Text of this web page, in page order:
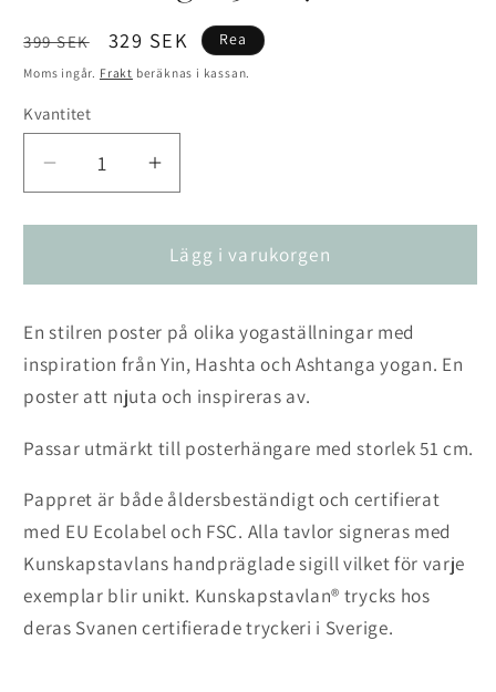
Ordinarie
pris
399 SEK Försäljningspris
329 SEK Rea
Moms ingår. Frakt beräknas i kassan.
Kvantitet
Kvantitet
Minska
kvantitet
för
&quot;Yoga&quot;
x
70
cm
Öka
kvantitet
för
Poster
&quot;Yoga&quot;
x
70
cm
Lägg i varukorgen
En stilren poster på olika yogaställningar med
inspiration från Yin, Hashta och Ashtanga yogan. En
poster att njuta och inspireras av.
Passar utmärkt till posterhängare med storlek 51 cm.
Pappret är både åldersbeständigt och certifierat
med EU Ecolabel och FSC. Alla tavlor signeras med
Kunskapstavlans handpräglade sigill vilket för varje
exemplar blir unikt. Kunskapstavlan® trycks hos
deras Svanen certifierade tryckeri i Sverige.